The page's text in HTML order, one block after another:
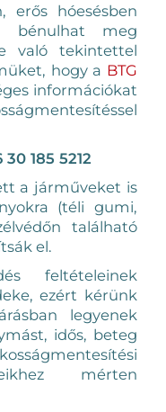
erős hóesésben
bénulhat meg
való tekintettel
hogy a BTG
információkat
185 5212
a járműveket is
(téli gumi,
található
el.
feltételeinek
ezért kérünk
legyenek
idős, beteg
mérten